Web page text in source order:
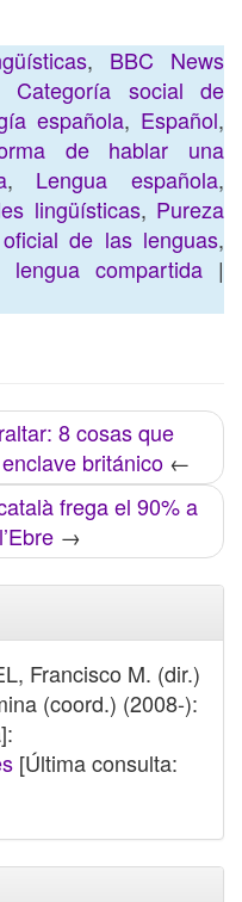
, BBC News
Categoría social de
española, Español,
de hablar una
, Lengua española,
lingüísticas, Pureza
de las lenguas,
lengua compartida|
8 cosas que
británico ←
frega el 90% a
→
Francisco M. (dir.)
(coord.) (2008-):
[Última consulta: